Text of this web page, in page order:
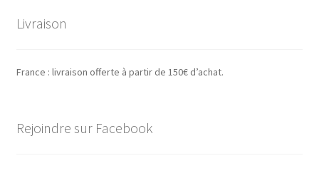
Livraison
France : livraison offerte à partir de 150€ d’achat.
Rejoindre sur Facebook